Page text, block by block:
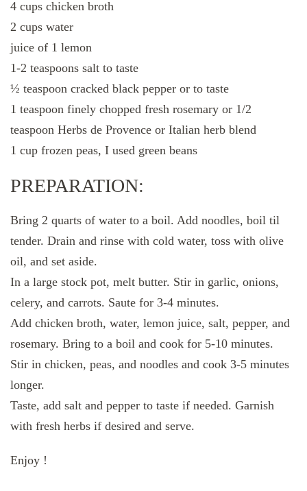
4 cups chicken broth
2 cups water
juice of 1 lemon
1-2 teaspoons salt to taste
½ teaspoon cracked black pepper or to taste
1 teaspoon finely chopped fresh rosemary or 1/2
teaspoon Herbs de Provence or Italian herb blend
1 cup frozen peas, I used green beans
PREPARATION:
Bring 2 quarts of water to a boil. Add noodles, boil til
tender. Drain and rinse with cold water, toss with olive
oil, and set aside.
In a large stock pot, melt butter. Stir in garlic, onions,
celery, and carrots. Saute for 3-4 minutes.
Add chicken broth, water, lemon juice, salt, pepper, and
rosemary. Bring to a boil and cook for 5-10 minutes.
Stir in chicken, peas, and noodles and cook 3-5 minutes
longer.
Taste, add salt and pepper to taste if needed. Garnish
with fresh herbs if desired and serve.
Enjoy !